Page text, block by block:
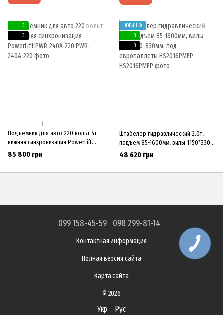
3
3
1
Подъемник для авто 220 вольт 4т
нижняя синхронизация PowerLift
PWR-240A-220
85 800 грн
НОВИНКА
3
3
Штабелер гидравлический 2.0т,
подъем 85-1600мм, вилы 1150*330-
830мм, под европаллеты
HS2016PMEP
48 620 грн
099 158-45-59 098 299-81-14
Контактная информация
Полная версия сайта
Карта сайта
© 2026
Укр Рус